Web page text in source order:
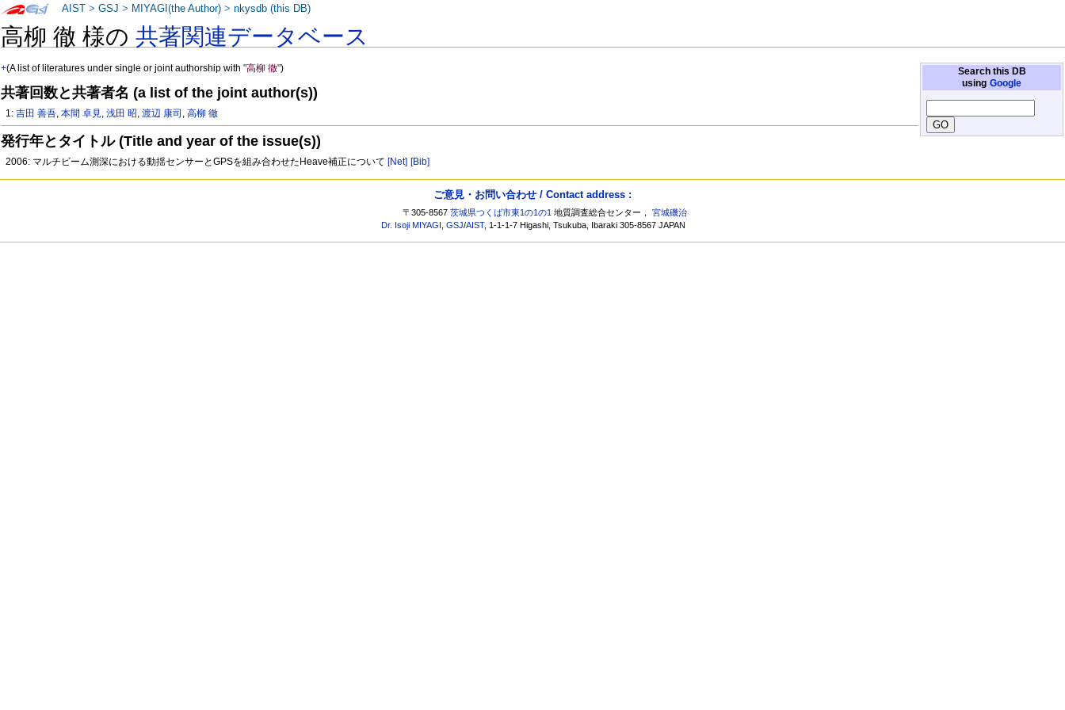
高柳 徹 様の共著関連データベース
Search this DB
using Google
+(A list of literatures under single or joint authorship with"高柳 徹")
共著回数と共著者名 (a list of the joint author(s))
1:吉田 善吾,本間 卓見,浅田 昭,渡辺 康司 ,高柳 徹
発行年とタイトル (Title and year of the issue(s))
2006: マルチビーム測深における動揺センサーとGPSを組み合わせたHeave補正について [Net] [Bib]
AIST >GSJ > MIYAGI(the Author) >nkysdb (this DB)
ご意見・お問い合わせ / Contact address :
〒305-8567茨城県つくば市東1の1の1 地質調査総合センター，宮城磯治
Dr. Isoji MIYAGI ,GSJ/AIST, 1-1-1-7 Higashi, Tsukuba, Ibaraki 305-8567 JAPAN